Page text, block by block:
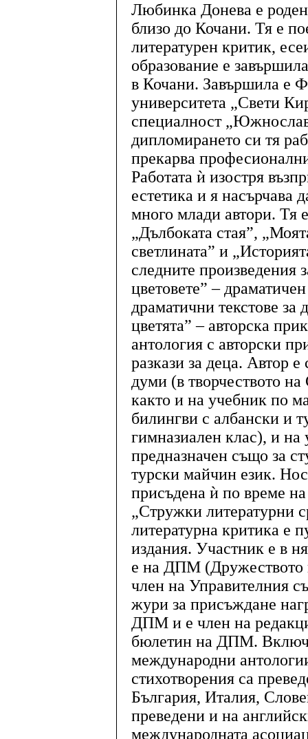
Любинка Донева е
близо до Кочани. Тя е
литературен критик,
образование е
в Кочани. Завършила е
университета „Свети
специалност
дипломирането си тя
прекарва
Работата ѝ изостря
естетика и я насърчава
много млади автори. Тя
„Дълбоката стая”,
светлината” и
следните произведения
цветовете” –
драматични текстове
цветята” – авторска
антология с авторски
разкази за деца. Автор
думи (в творчеството
както и на учебник по
билингви с албански и
гимназиален клас), и
предназначен също за
турски майчин език.
присъдена ѝ по време
„Стружки литературни
литературна критика е
издания. Участник е в
е на ДПМ (Дружеството
член на Управителния
жури за присъждане
ДПМ и е член на
бюлетин на ДПМ.
международни
стихотворения са
България, Италия,
преведени и на
международната